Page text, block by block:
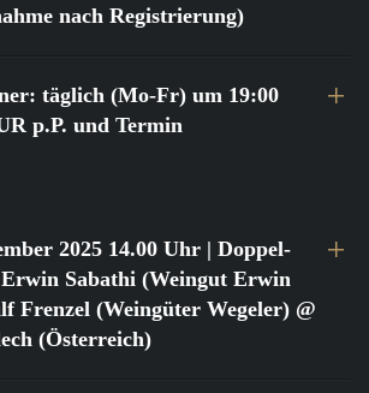
nach Registrierung)
täglich (Mo-Fr) um 19:00
p.P. und Termin
2025 14.00 Uhr | Doppel-
Sabathi (Weingut Erwin
Frenzel (Weingüter Wegeler) @
(Österreich)